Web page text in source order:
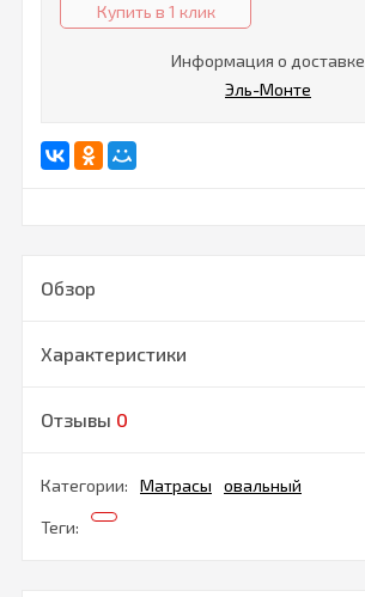
Купить в 1 клик
Информация о доставке
Эль-Монте
Обзор
Характеристики
Отзывы 0
Категории: Матрасы овальный
Теги: